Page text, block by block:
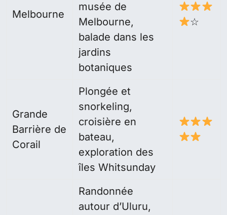
Melbourne
musée de
Melbourne,
balade dans les
jardins
botaniques
☆
Grande
Barrière de
Corail
Plongée et
snorkeling,
croisière en
bateau,
exploration des
îles Whitsunday
Randonnée
autour d’Uluru,